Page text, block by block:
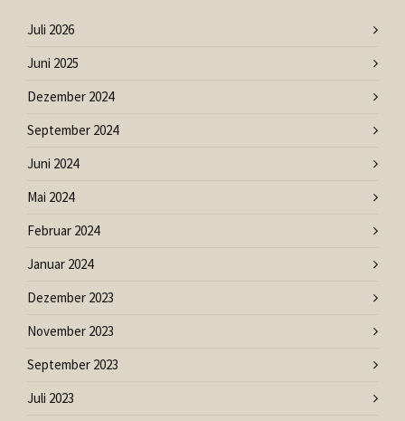
Juli 2026
Juni 2025
Dezember 2024
September 2024
Juni 2024
Mai 2024
Februar 2024
Januar 2024
Dezember 2023
November 2023
September 2023
Juli 2023